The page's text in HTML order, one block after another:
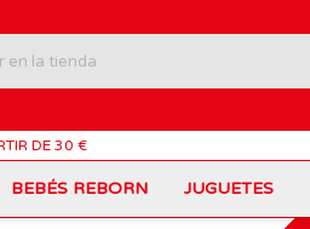
DE 30 €
BEBÉS REBORN JUGUETES